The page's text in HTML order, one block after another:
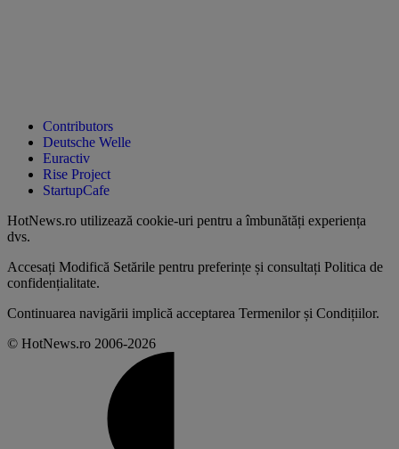
Contributors
Deutsche Welle
Euractiv
Rise Project
StartupCafe
HotNews.ro utilizează cookie-uri pentru a îmbunătăți experiența
dvs.
Accesați Modifică Setările pentru preferințe și consultați Politica de
confidențialitate.
Continuarea navigării implică acceptarea Termenilor și Condițiilor.
© HotNews.ro 2006-2026